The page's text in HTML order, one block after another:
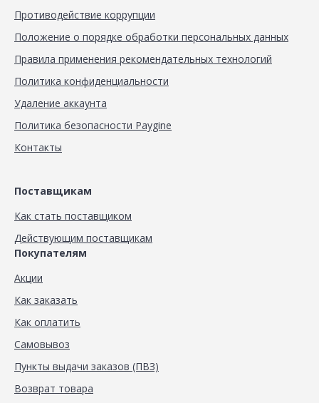
Противодействие коррупции
Положение о порядке обработки персональных данных
Правила применения рекомендательных технологий
Политика конфиденциальности
Удаление аккаунта
Политика безопасности Paygine
Контакты
Поставщикам
Как стать поставщиком
Действующим поставщикам
Покупателям
Акции
Как заказать
Как оплатить
Самовывоз
Пункты выдачи заказов (ПВЗ)
Возврат товара